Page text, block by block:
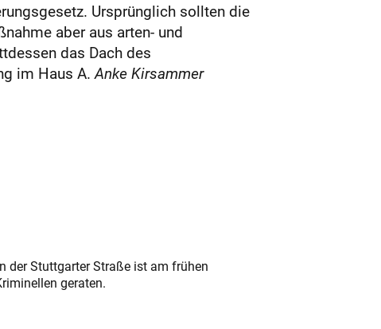
Ursprünglich sollten die
aber aus arten- und
das Dach des
im Haus A.Anke Kirsammer
der Stuttgarter Straße ist am frühen
geraten.